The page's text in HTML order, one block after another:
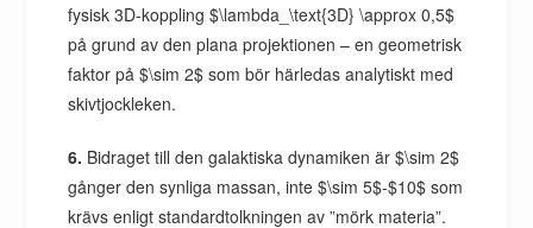
fysisk 3D-koppling $\lambda_\text{3D} \approx 0,5$
på grund av den plana projektionen – en geometrisk
faktor på $\sim 2$ som bör härledas analytiskt med
skivtjockleken.
6. Bidraget till den galaktiska dynamiken är $\sim 2$
gånger den synliga massan, inte $\sim 5$-$10$ som
krävs enligt standardtolkningen av ”mörk materia”.